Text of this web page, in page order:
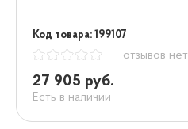
Код товара: 199107
— отзывов нет
27 905 руб.
Есть в наличии